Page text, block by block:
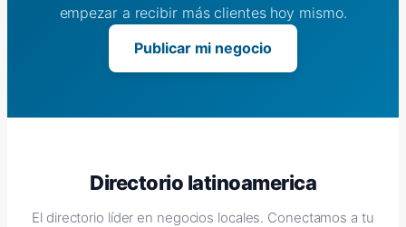
empezar a recibir más clientes hoy mismo.
Publicar mi negocio
Directorio latinoamerica
El directorio líder en negocios locales. Conectamos a tu